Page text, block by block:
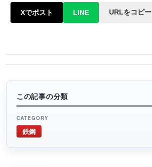
Xでポスト LINE URLをコピー
この記事の分類
CATEGORY
鉄鋼